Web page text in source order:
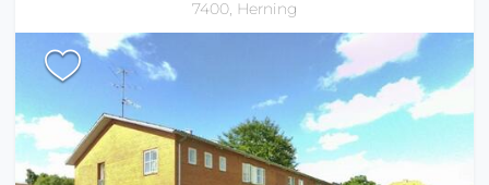
7400, Herning